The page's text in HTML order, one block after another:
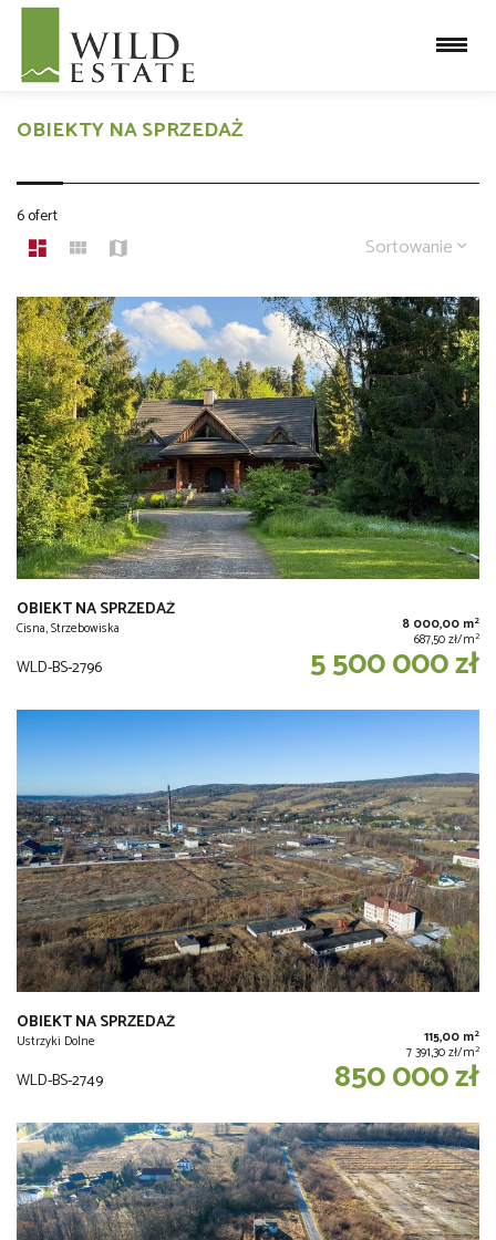
OBIEKTY NA SPRZEDAŻ
6 ofert
Sortowanie
OBIEKT NA SPRZEDAŻ
Cisna, Strzebowiska 8 000,00 m2
687,50 zł/m2
WLD-BS-2796 5 500 000 zł
OBIEKT NA SPRZEDAŻ
Ustrzyki Dolne 115,00 m2
7 391,30 zł/m2
WLD-BS-2749 850 000 zł